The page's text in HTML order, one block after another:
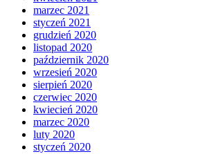
marzec 2021
styczeń 2021
grudzień 2020
listopad 2020
październik 2020
wrzesień 2020
sierpień 2020
czerwiec 2020
kwiecień 2020
marzec 2020
luty 2020
styczeń 2020